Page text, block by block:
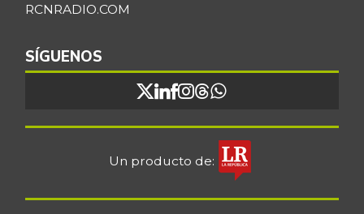
RCNRADIO.COM
SÍGUENOS
Un producto de: